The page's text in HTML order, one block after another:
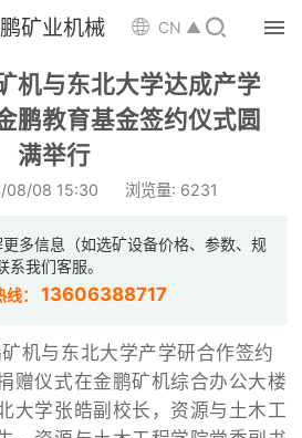
矿业机械 CN ▲ 
机与东北大学达成产学
鹏教育基金签约仪式圆
满举行
08/08 15:30 浏览量: 6231
多信息（如选矿设备价格、参数、规
我们客服。
线：13606388717
机与东北大学产学研合作签约
赠仪式在金鹏矿机综合办公大楼
大学张皓副校长，资源与土木工
 首页
 选矿设备
 服务体系